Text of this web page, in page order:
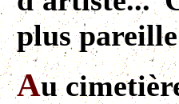
plus
Au